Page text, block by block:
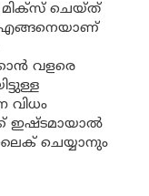
മിക്സ് ചെയ്ത്
എങ്ങനെയാണ്
വളരെ
വിധം
ഇഷ്ടമായാൽ
ചെയ്യാനും